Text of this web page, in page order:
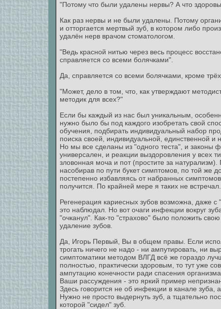
"Потому что были удалены нервы? А что
Как раз нервы и не были удалены. Потому
и отторгается мертвый зуб, в котором либо
удалён нерв врачом стоматологом.
"Ведь красной нитью через весь процесс
справляется со всеми болячками".
Да, справляется со всеми болячками, кроме
"Может, дело в том, что, как утверждают
методик для всех?"
Если бы каждый из нас был уникальным,
нужно было бы под каждого изобретать свой
обучения, подбирать индивидуальный набор
поиска своей, индивидуальной, единственной и
Но мы все сделаны из "одного теста", и законы
универсален, и реакции выздоровления у всех
зловонная моча и пот (простите за натурализм).
насобирав по пути букет симптомов, по той же
постепенно избавляясь от набранных
получится. По крайней мере я таких не
Регенерация кариесных зубов возможна, даже
это наблюдал. Но вот очаги инфекции вокруг
"очканул". Как-то "страхово" было положить
удаление зубов.
Да, Игорь Первый, Вы в общем правы. Если
трогать ничего не надо - ни ампутировать, ни
симптоматики методом ВЛГД всё же гораздо
полностью, практически здоровым, то тут уже
ампутацию конечности ради спасения
Ваши рассуждения - это яркий пример
Здесь говорится не об инфекции в канале
Нужно не просто выдернуть зуб, а тщательно
которой "сидел" зуб.